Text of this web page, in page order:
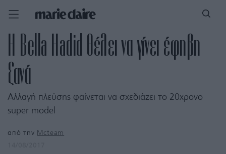
Η Bella Hadid θέλει να γίνει έφηβη
ξανά
Αλλαγή πλεύσης φαίνεται να σχεδιάζει το 20χρονο
super model
από την Mcteam